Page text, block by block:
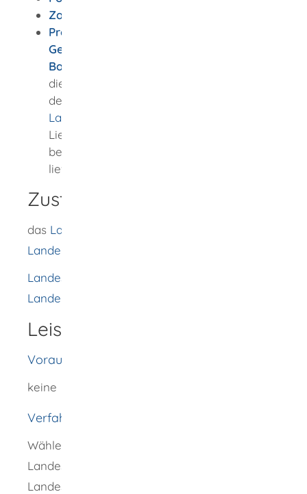
Zahlungsantrag Modulberatung
Produkte des Landesamts für
Geoinformation und Landentwicklung
Baden-Württemberg
die Daten, Produkte und Dienstleistungen
des
Landentwicklung
Liegenschaftskatasterdaten online
bestellbar und digitale Daten auch digital
lieferbar.
Zuständige Stelle
das Landesamt für Geoinformation und
Landentwicklung Baden-Württemberg
Landesamt für Geoinformation und
Landentwicklung (LGL)
Leistungsdetails
Voraussetzungen
keine
Verfahrensablauf
Wählen Sie auf der Homepage des
Landesamtes für Geoinformation und
Landesentwicklung auf der rechten Seite den